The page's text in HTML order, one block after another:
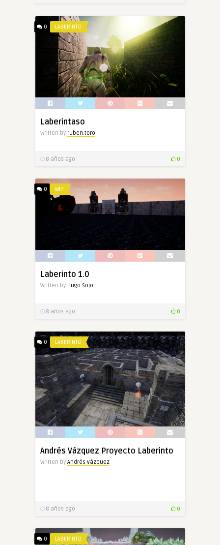
0 LABERINTO
Laberintaso
Written by ruben.toro
8 años ago 0
0 WIP
Laberinto 1.0
Written by Hugo Sojo
8 años ago 0
0 LABERINTO
Andrés Vázquez Proyecto Laberinto
Written by Andrés Vázquez
8 años ago 0
0 LABERINTO